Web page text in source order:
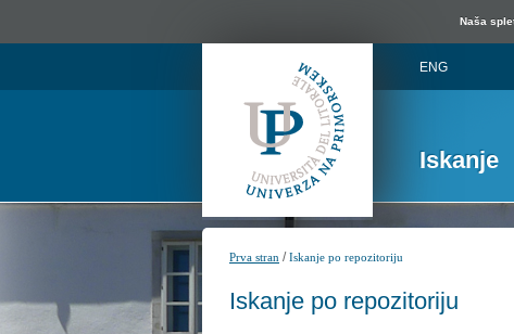
Naša
ENG
Iskanje
Prva stran /Iskanje po repozitoriju
Iskanje po repozitoriju